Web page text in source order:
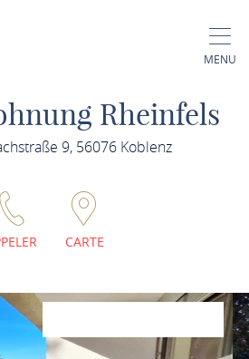
MENU
Rheinfels
9, 56076 Koblenz
CARTE